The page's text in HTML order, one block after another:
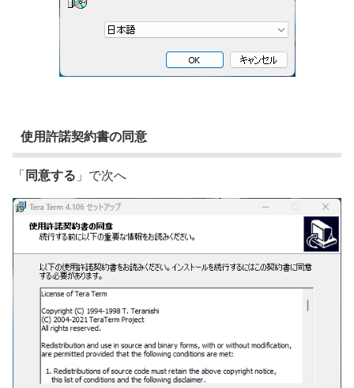
使用許諾契約書の同意
「 同意する 」で次へ